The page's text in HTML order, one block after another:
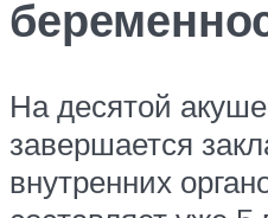
На десятой
завершается
внутренних